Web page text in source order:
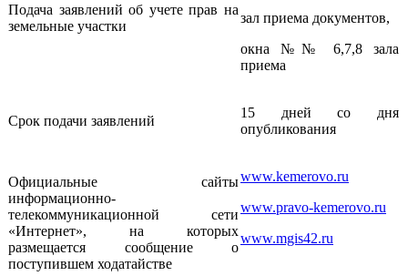
Подача заявлений об учете прав на
земельные участки
зал приема документов,
окна №№ 6,7,8 зала
приема
Срок подачи заявлений
15 дней со дня
опубликования
Официальные сайты
информационно-
телекоммуникационной сети
«Интернет», на которых
размещается сообщение о
поступившем ходатайстве
www.kemerovo.ru
www.pravo-kemerovo.ru
www.mgis42.ru